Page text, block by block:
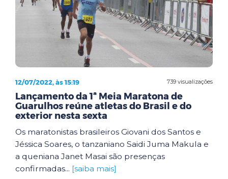
739 visualizações
12/07/2022, às 15:19
Lançamento da 1ª Meia Maratona de
Guarulhos reúne atletas do Brasil e do
exterior nesta sexta
Os maratonistas brasileiros Giovani dos Santos e
Jéssica Soares, o tanzaniano Saidi Juma Makula e
a queniana Janet Masai são presenças
confirmadas... [saiba mais]